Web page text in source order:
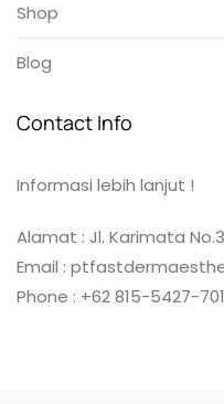
Shop
Blog
Contact Info
Informasi lebih lanjut !
Alamat : Jl. Karimata
Email :
Phone : +62 815-5427-